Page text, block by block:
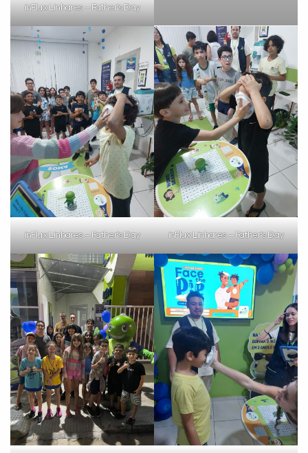
inFlux Linhares – Father’s Day
inFlux Linhares – Father’s Day inFlux Linhares – Father’s Day